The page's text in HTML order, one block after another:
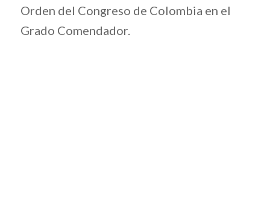
Orden del Congreso de Colombia en el
Grado Comendador.